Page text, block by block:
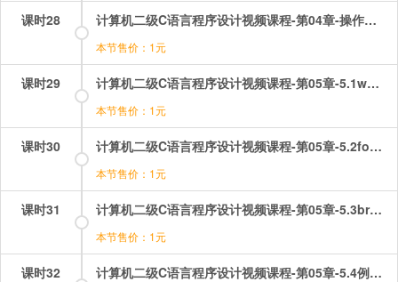
课时28 计算机二级C语言程序设计视频课程-第04章-操作：选择结构选择题讲解（4）.mp4
本节售价：1元
课时29 计算机二级C语言程序设计视频课程-第05章-5.1while循环语句和do-while循环语句.mp4
本节售价：1元
课时30 计算机二级C语言程序设计视频课程-第05章-5.2for循环语句和循环结构的嵌套.mp4
本节售价：1元
课时31 计算机二级C语言程序设计视频课程-第05章-5.3break和continue在循环结构中.mp4
本节售价：1元
课时32 计算机二级C语言程序设计视频课程-第05章-5.4例题讲解.mp4